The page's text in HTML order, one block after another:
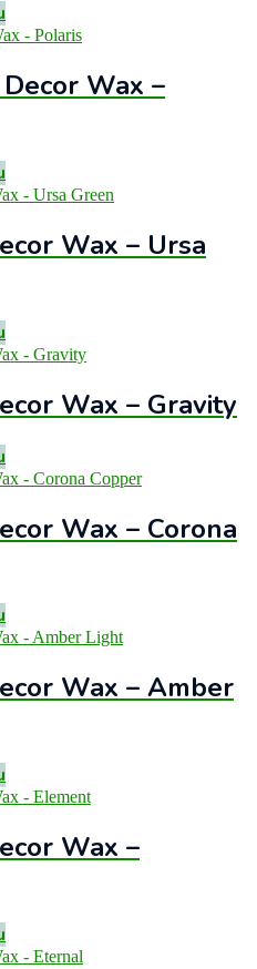
Wax –
Wax – Ursa
Wax – Gravity
Wax – Corona
Wax – Amber
Wax –